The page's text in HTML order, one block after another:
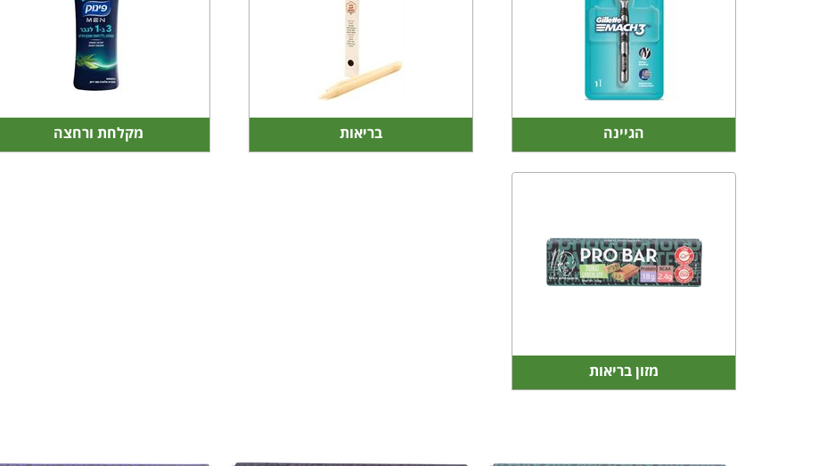
הגיינה בריאות מקלחת ורחצה
מזון בריאות